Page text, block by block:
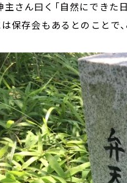
主さん曰く「自然にでき
は保存会もあるとのこと